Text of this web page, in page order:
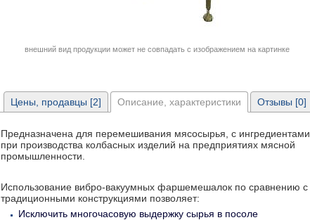
внешний вид продукции может не совпадать с изображением на картинке
Цены, продавцы [2] Описание, характеристики
Предназначена для перемешивания мясосырья, с ингредиентами
при производства колбасных изделий на предприятиях мясной
промышленности.
Использование вибро-вакуумных фаршемешалок по сравнению с
традиционными конструкциями позволяет:
Исключить многочасовую выдержку сырья в посоле
Отзывы [0]